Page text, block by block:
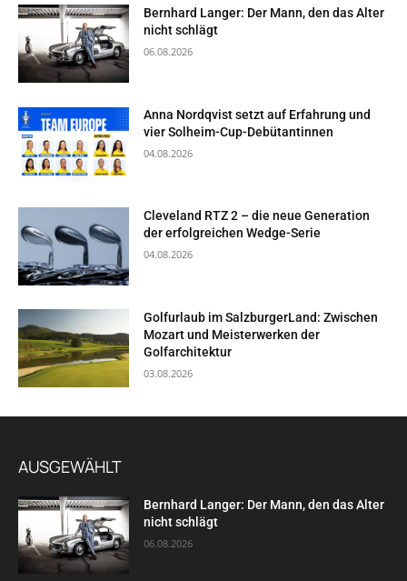
Bernhard Langer: Der Mann, den das Alter
nicht schlägt
06.08.2026
Anna Nordqvist setzt auf Erfahrung und
vier Solheim-Cup-Debütantinnen
04.08.2026
Cleveland RTZ 2 – die neue Generation
der erfolgreichen Wedge-Serie
04.08.2026
Golfurlaub im SalzburgerLand: Zwischen
Mozart und Meisterwerken der
Golfarchitektur
03.08.2026
AUSGEWÄHLT
Bernhard Langer: Der Mann, den das Alter
nicht schlägt
06.08.2026